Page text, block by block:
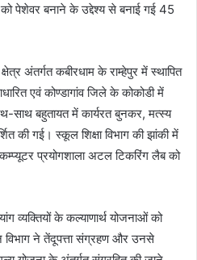
को पेशेवर बनाने के उद्देश्य से बनाई गई 45
अंतर्गत कबीरधाम के राम्हेपुर में स्थापित
एवं कोण्डागांव जिले के कोकोडी में
साथ बहुतायत में कार्यरत बुनकर, मत्स्य
की गई। स्कूल शिक्षा विभाग की झांकी में
प्रयोगशाला अटल टिकरिंग लैब को
व्यक्तियों के कल्याणार्थ योजनाओं को
विभाग ने तेंदूपत्ता संग्रहण और उनसे